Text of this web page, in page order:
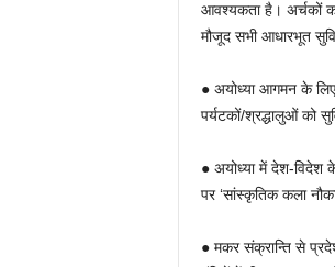
आवश्यकता है। अर्चकों
मौजूद सभी आधारभूत
● अयोध्या आगमन के
पर्यटकों/श्रद्धालुओं को
● अयोध्या में देश-विदेश के
पर ‘सांस्कृतिक कला
● मकर संक्रान्ति से